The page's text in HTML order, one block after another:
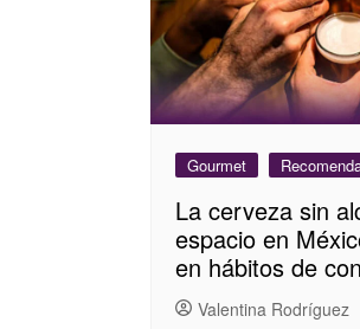
Gourmet
La cerveza sin
espacio en
en hábitos de
Valentina Rodríguez